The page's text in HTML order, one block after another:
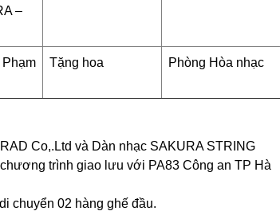
–
ạm
Tặng hoa Phòng Hòa nhạc
Co,.Ltd và Dàn nhạc SAKURA STRING
trình giao lưu với PA83 Công an TP Hà
chuyển 02 hàng ghế đầu.